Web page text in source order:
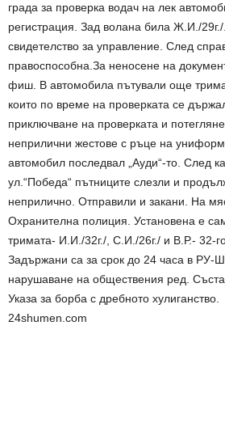
града за проверка водач на лек
регистрация. Зад волана била Ж.И./
свидетелство за управление. След
правоспособна.За неносене на
фиш. В автомобила пътували още
които по време на проверката се
приключване на проверката и
неприлични жестове с ръце на
автомобил последвал „Ауди“-то. След
ул.“Победа“ пътниците слезли и
неприлично. Отправили и закани. На
Охранителна полиция. Установена е
тримата- И.И./32г./, С.И./26г./ и В.Р.- 32-
Задържани са за срок до 24 часа в РУ-
нарушаване на обществения ред.
Указа за борба с дребното хулиганство.
24shumen.com